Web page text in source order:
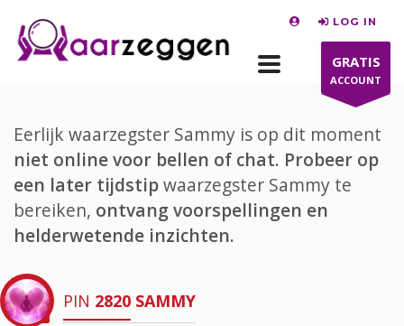
LOG IN
GRATIS
ACCOUNT
Eerlijk waarzegster Sammy is op dit moment
niet online voor bellen of chat. Probeer op
een later tijdstipwaarzegster Sammy te
bereiken, ontvang voorspellingen en
helderwetende inzichten.
PIN 2820 SAMMY